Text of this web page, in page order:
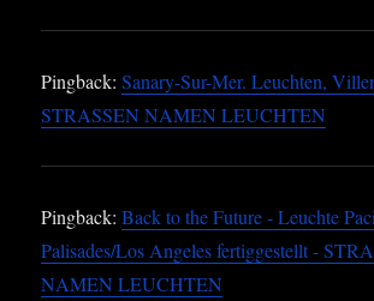
Pingback:Sanary-Sur-Mer. Leuchten,
STRASSEN NAMEN LEUCHTEN
Pingback:Back to the Future - Leuchte
Palisades/Los Angeles fertiggestellt -
NAMEN LEUCHTEN